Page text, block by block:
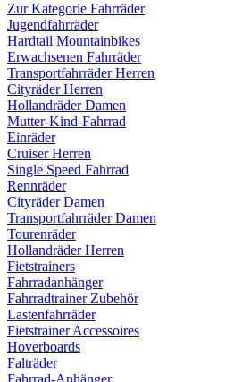
Zur Kategorie Fahrräder
Jugendfahrräder
Hardtail Mountainbikes
Erwachsenen Fahrräder
Transportfahrräder Herren
Cityräder Herren
Hollandräder Damen
Mutter-Kind-Fahrrad
Einräder
Cruiser Herren
Single Speed Fahrrad
Rennräder
Cityräder Damen
Transportfahrräder Damen
Tourenräder
Hollandräder Herren
Fietstrainers
Fahrradanhänger
Fahrradtrainer Zubehör
Lastenfahrräder
Fietstrainer Accessoires
Hoverboards
Falträder
Fahrrad-Anhänger